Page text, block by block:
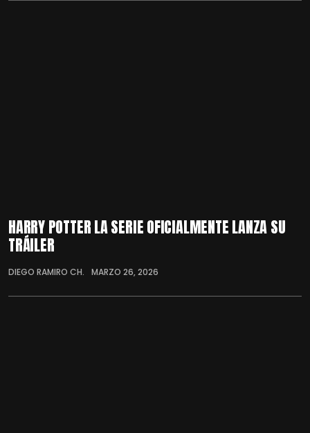
HARRY POTTER LA SERIE OFICIALMENTE LANZA SU
TRÁILER
DIEGO RAMIRO CH. MARZO 26, 2026